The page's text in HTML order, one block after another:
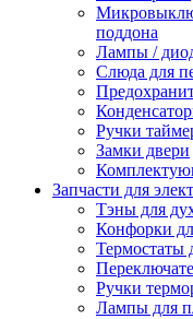
поддона
Лампы /
Слюда для
Ручки
Замки двери
Запчасти для
Тэны для
Конфорки
Термостаты
Ручки
Лампы для